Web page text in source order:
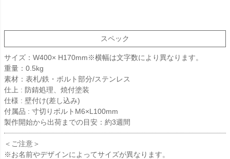
スペック
サイズ：W400× H170mm※横幅は文字数により異なります。
重量：0.5kg
素材：表札/鉄・ボルト部分/ステンレス
仕上 : 防錆処理、焼付塗装
仕様 : 壁付け(差し込み)
付属品 : 寸切りボルトM6×L100mm
製作開始から出荷までの目安：約3週間
＜ご注意＞
※お名前やデザインによってサイズが異なります。